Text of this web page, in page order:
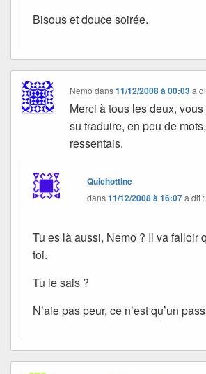
Bisous et douce soirée.
Nemo dans11/12/2008 à 00:03 a
Merci à tous les deux,
su traduire, en peu de
ressentais.
Quichottine
dans11/12/2008 à 16:07a dit :
Tu es là aussi, Nemo ? Il va falloir
toi.
Tu le sais ?
N’aie pas peur, ce n’est qu’un